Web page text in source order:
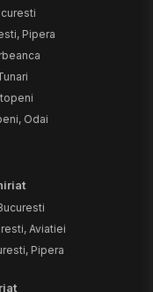
Pipera
Odai
Aviatiei
Pipera